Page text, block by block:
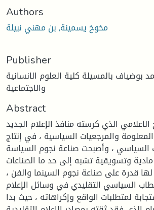
Authors
مخوخ يسمينة, بن مهني نبيلة
Publisher
بوضياف بالمسيلة كلية العلوم الانسانية
والاجتماعية
Abstract
الذي كرسته منافذ الإعلام الجديد
والمرجعيات السياسية ، في إنتاج
، وأصبحت صناعة نجوم السياسة
مادية وتسويقية تشبه إلى حد ما الصناعات
لها قدرة على صناعة نجوم السينما والفن ،
السياسي التقليدي في وسائل الإعلام
لمتطلبات الواقع وإكراهاته ، حيث بدا